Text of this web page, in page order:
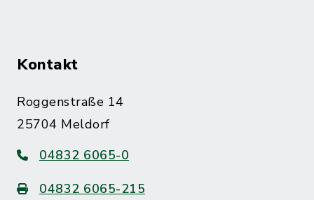
Kontakt
Roggenstraße 14
25704 Meldorf
04832 6065-0
04832 6065-215